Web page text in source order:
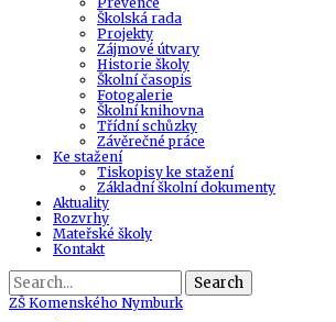
Školská rada
Projekty
Zájmové útvary
Historie školy
Školní časopis
Fotogalerie
Školní knihovna
Třídní schůzky
Závěrečné práce
Ke stažení
Tiskopisy ke stažení
Základní školní dokumenty
Aktuality
Rozvrhy
Mateřské školy
Kontakt
Search
ZŠ Komenského Nymburk